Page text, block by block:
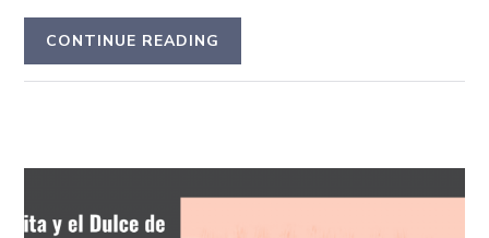
CONTINUE READING